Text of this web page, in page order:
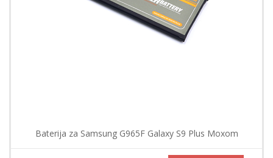
Baterija za Samsung G965F Galaxy S9 Plus Moxom